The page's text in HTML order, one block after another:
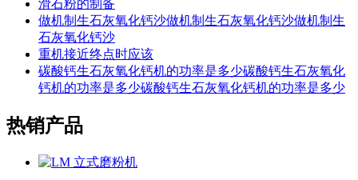
滑石粉的制备
做机制生石灰氧化钙沙做机制生石灰氧化钙沙做机制生
石灰氧化钙沙
重机接近终点时应该
碳酸钙生石灰氧化钙机的功率是多少碳酸钙生石灰氧化
钙机的功率是多少碳酸钙生石灰氧化钙机的功率是多少
热销产品